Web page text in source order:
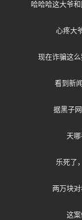
哈哈哈这大爷
心疼大
现在诈骗这
看到新
据黑子
天
乐死了
两万块
这